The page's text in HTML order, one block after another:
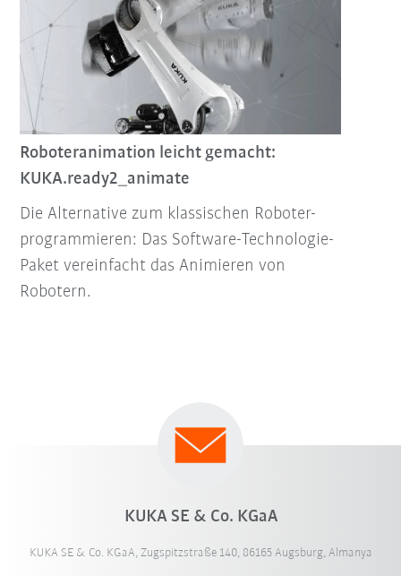
Roboteranimation leicht gemacht:
KUKA.ready2_animate
Die Alternative zum klassischen Roboter-
programmieren: Das Software-Technologie-
Paket vereinfacht das Animieren von
Robotern.
KUKA SE & Co. KGaA
KUKA SE & Co. KGaA, Zugspitzstraße 140, 86165 Augsburg, Almanya